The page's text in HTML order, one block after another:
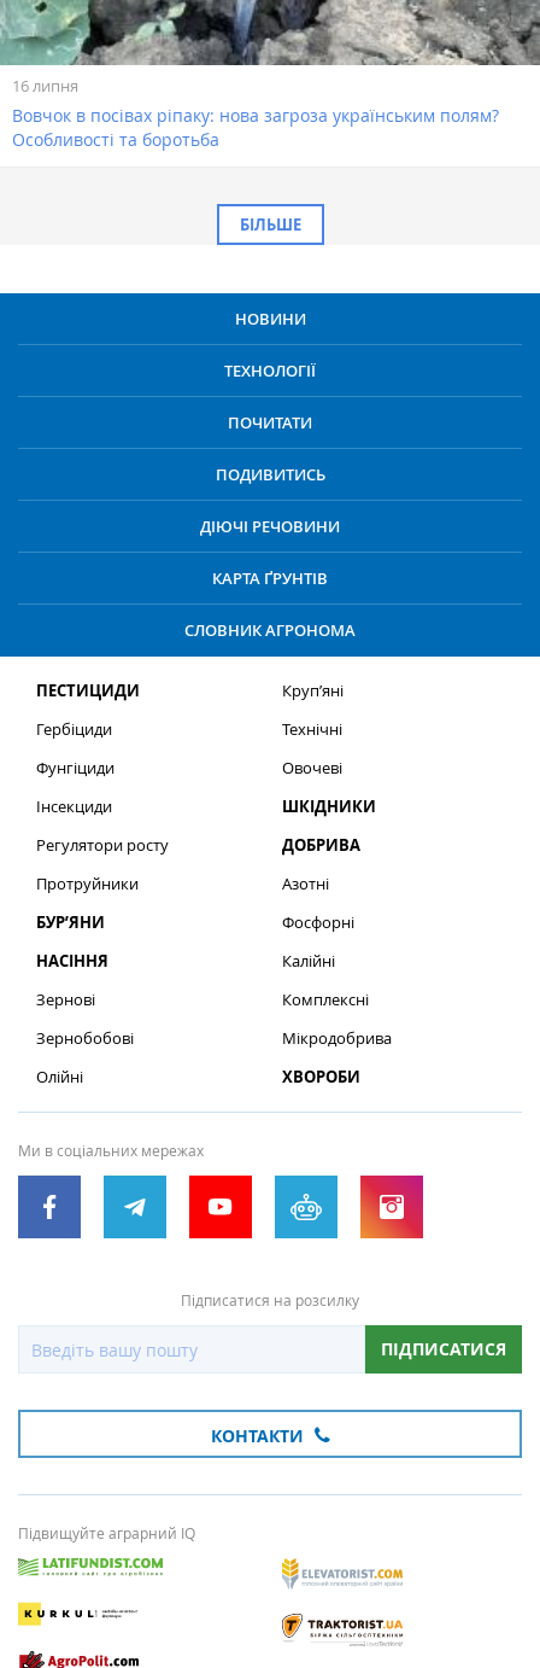
16 липня
Вовчок в посівах ріпаку: нова загроза українським полям?
Особливості та боротьба
БІЛЬШЕ
НОВИНИ
ТЕХНОЛОГІЇ
ПОЧИТАТИ
ПОДИВИТИСЬ
ДІЮЧІ РЕЧОВИНИ
КАРТА ҐРУНТІВ
СЛОВНИК АГРОНОМА
ПЕСТИЦИДИ
Гербіциди
Фунгіциди
Інсекциди
Регулятори росту
Протруйники
БУР’ЯНИ
НАСІННЯ
Зернові
Зернобобові
Олійні
Круп’яні
Технічні
Овочеві
ШКІДНИКИ
ДОБРИВА
Азотні
Фосфорні
Калійні
Комплексні
Мікродобрива
ХВОРОБИ
Ми в соціальних мережах
Підписатися на розсилку
ПІДПИСАТИСЯ
КОНТАКТИ
Підвищуйте аграрний IQ